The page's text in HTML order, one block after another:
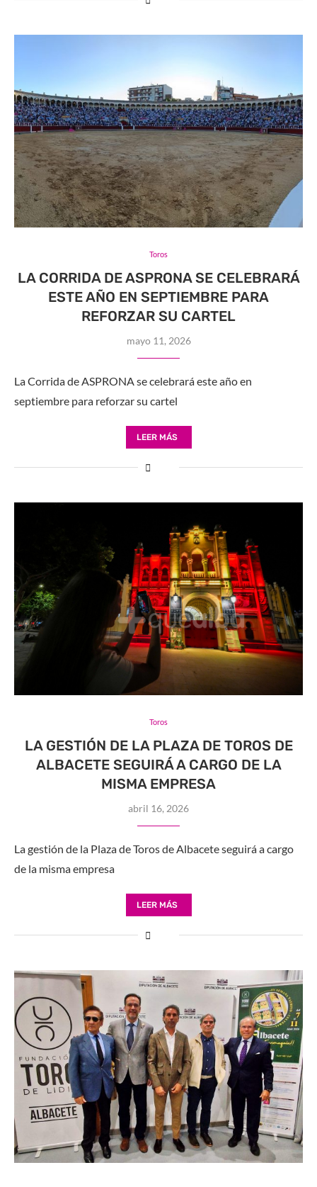
Toros
LA CORRIDA DE ASPRONA SE CELEBRARÁ
ESTE AÑO EN SEPTIEMBRE PARA
REFORZAR SU CARTEL
mayo 11, 2026
La Corrida de ASPRONA se celebrará este año en
septiembre para reforzar su cartel
LEER MÁS
Toros
LA GESTIÓN DE LA PLAZA DE TOROS DE
ALBACETE SEGUIRÁ A CARGO DE LA
MISMA EMPRESA
abril 16, 2026
La gestión de la Plaza de Toros de Albacete seguirá a cargo
de la misma empresa
LEER MÁS